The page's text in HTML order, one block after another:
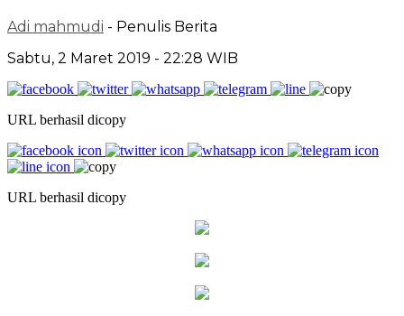
Adi mahmudi - Penulis Berita
Sabtu, 2 Maret 2019 - 22:28 WIB
URL berhasil dicopy
URL berhasil dicopy